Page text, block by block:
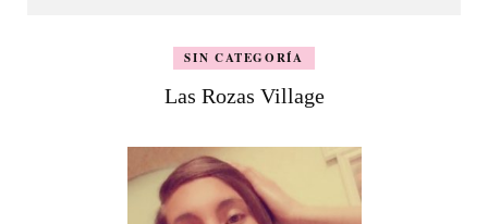
SIN CATEGORÍA
Las Rozas Village